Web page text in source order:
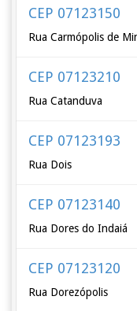
CEP 07123150
Rua Carmópolis de
CEP 07123210
Rua Catanduva
CEP 07123193
Rua Dois
CEP 07123140
Rua Dores do Indaiá
CEP 07123120
Rua Dorezópolis